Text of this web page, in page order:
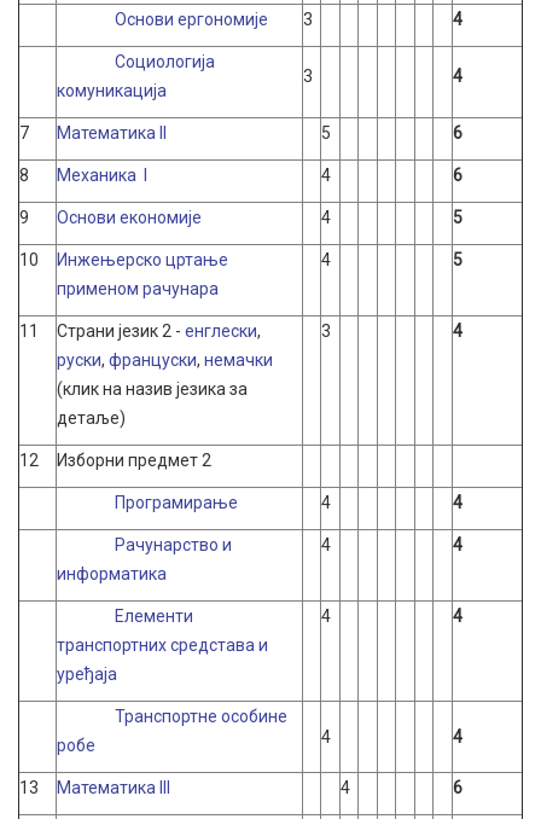
Основи ергономије 3 4
Социологија
комуникација
3 4
7 Математика II 5 6
8 Mеханика I 4 6
9 Основи економије 4 5
10
Инжењерско цртање
применом рачунара
4 5
11 Страни језик 2 - енглески,
руски, француски, немачки
(клик на назив језика за
детаље)
3 4
12 Изборни предмет 2
Програмирање 4 4
Рачунарство и
информатика
4 4
Елементи
транспортних средстава и
уређаја
4 4
Транспортне особине
робе
4 4
13 Математика III 4 6